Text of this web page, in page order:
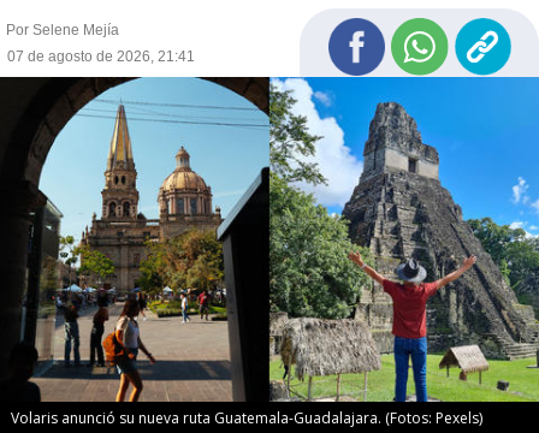
Por Selene Mejía
07 de agosto de 2026, 21:41
Volaris anunció su nueva ruta Guatemala-Guadalajara. (Fotos: Pexels)